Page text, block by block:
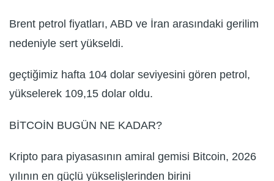
Brent petrol fiyatları, ABD ve İran arasındaki gerilim
nedeniyle sert yükseldi.
geçtiğimiz hafta 104 dolar seviyesini gören petrol,
yükselerek 109,15 dolar oldu.
BİTCOİN BUGÜN NE KADAR?
Kripto para piyasasının amiral gemisi Bitcoin, 2026
yılının en güçlü yükselişlerinden birini